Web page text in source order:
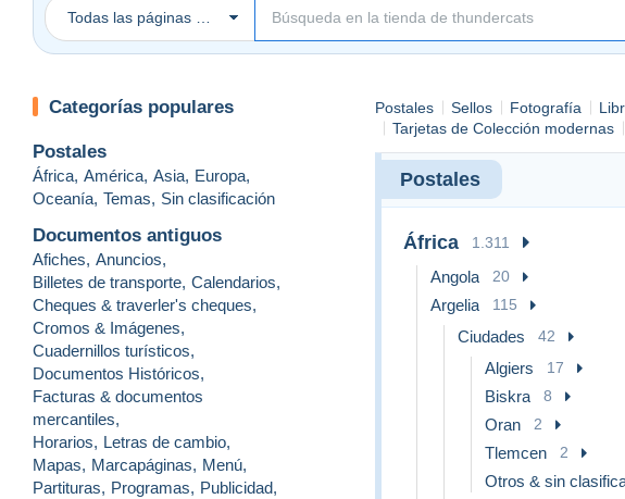
Todas las páginas Delcampe
Categorías populares
Postales
África, América, Asia, Europa,
Oceanía, Temas, Sin clasificación
Documentos antiguos
Afiches, Anuncios,
Billetes de transporte, Calendarios,
Cheques & traverler's cheques,
Cromos & Imágenes,
Cuadernillos turísticos,
Documentos Históricos,
Facturas & documentos
mercantiles,
Horarios, Letras de cambio,
Mapas, Marcapáginas, Menú,
Partituras, Programas, Publicidad,
Postales Sellos Fotografía
Tarjetas de Colección modernas
Postales
África 1.311
Angola 20
Argelia 115
Ciudades 42
Algiers 17
Biskra 8
Oran 2
Tlemcen 2
Otros & sin